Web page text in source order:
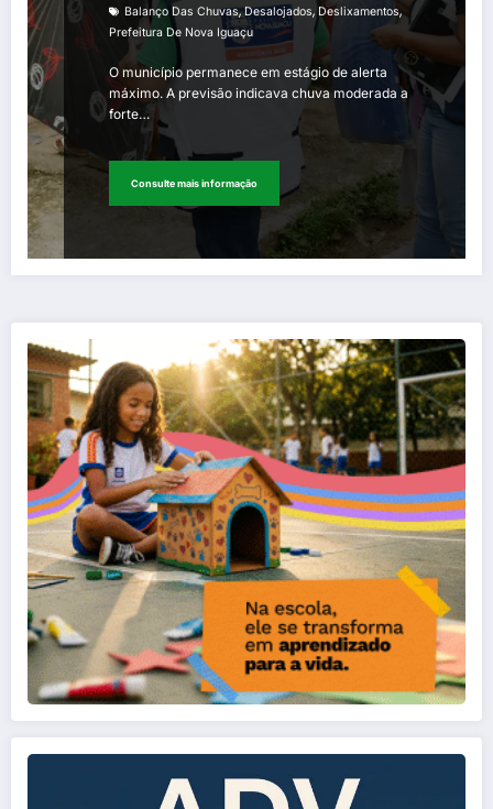
de 4.254 pessoas afetadas
pelas chuvas
Balanço Das Chuvas,Desalojados, Deslixamentos,
Prefeitura De Nova Iguaçu
O município permanece em estágio de alerta
máximo. A previsão indicava chuva moderada a
forte…
Consulte mais informação